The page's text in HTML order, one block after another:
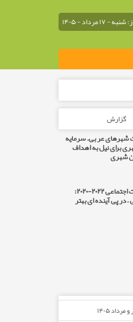
- ۱۷ مرداد - ۱۴۰۵
گزارش
۲۰۲۲ وضعیت شهرهای عربی. سرمایه
برای نیل به اهداف
شهری
عنوان اثر: گزارش جهانی حمایت اجتماعی ۲۰۲۲-۲۰۲۰:
در پی آینده ای بهتر
مرداد ۱۴۰۵